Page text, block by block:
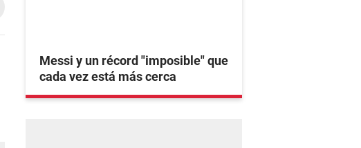
Messi y un récord "imposible" que
cada vez está más cerca